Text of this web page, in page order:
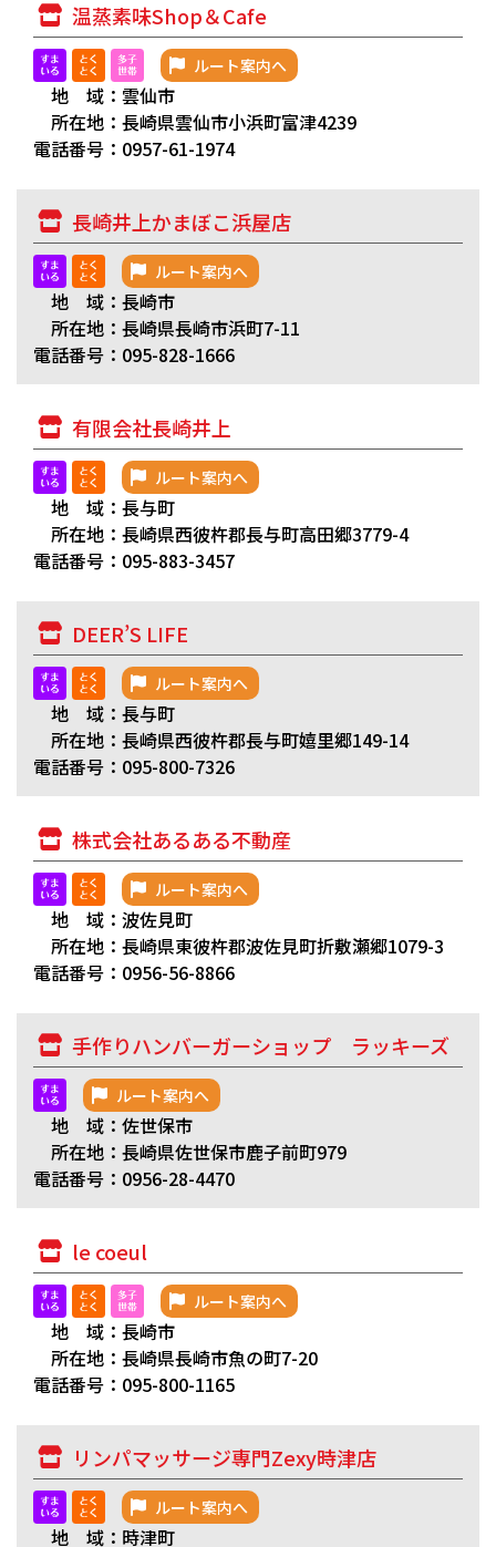
温蒸素味Shop＆Cafe
ルート案内へ
地 域：雲仙市
所在地：長崎県雲仙市小浜町富津4239
電話番号：0957-61-1974
長崎井上かまぼこ浜屋店
ルート案内へ
地 域：長崎市
所在地：長崎県長崎市浜町7-11
電話番号：095-828-1666
有限会社長崎井上
ルート案内へ
地 域：長与町
所在地：長崎県西彼杵郡長与町高田郷3779-4
電話番号：095-883-3457
DEER’S LIFE
ルート案内へ
地 域：長与町
所在地：長崎県西彼杵郡長与町嬉里郷149-14
電話番号：095-800-7326
株式会社あるある不動産
ルート案内へ
地 域：波佐見町
所在地：長崎県東彼杵郡波佐見町折敷瀬郷1079-3
電話番号：0956-56-8866
手作りハンバーガーショップ ラッキーズ
ルート案内へ
地 域：佐世保市
所在地：長崎県佐世保市鹿子前町979
電話番号：0956-28-4470
le coeul
ルート案内へ
地 域：長崎市
所在地：長崎県長崎市魚の町7-20
電話番号：095-800-1165
リンパマッサージ専門Zexy時津店
ルート案内へ
地 域：時津町